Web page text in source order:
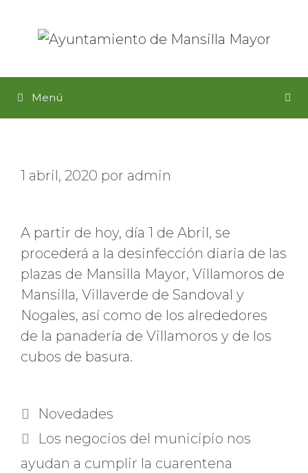
contenido
Menú
1 abril, 2020 por admin
A partir de hoy, día 1 de Abril, se
procederá a la desinfección diaria de las
plazas de Mansilla Mayor, Villamoros de
Mansilla, Villaverde de Sandoval y
Nogales, así como de los alrededores
de la panadería de Villamoros y de los
cubos de basura.
Categorías
Novedades
Los negocios del municipio nos
ayudan a cumplir la cuarentena